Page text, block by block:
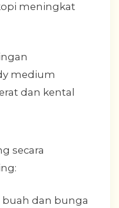
meningkat
medium
dan kental
secara
buah dan bunga